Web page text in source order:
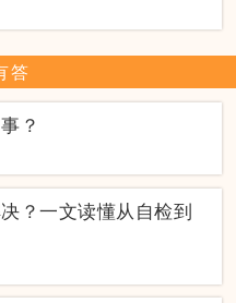
答
？
？一文读懂从自检到